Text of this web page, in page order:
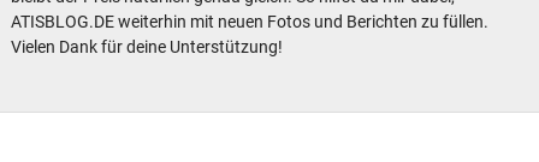
ATISBLOG.DE weiterhin mit neuen Fotos und Berichten zu füllen.
Vielen Dank für deine Unterstützung!